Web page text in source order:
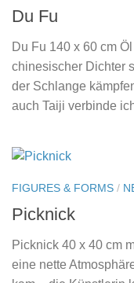
Du Fu
Du Fu 140 x 60 cm
chinesischer Dichter
der Schlange
auch Taiji verbinde
FIGURES & FORMS /
Picknick
Picknick 40 x 40 cm
eine nette